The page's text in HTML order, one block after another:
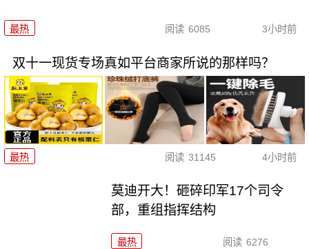
最热 阅读 6085 3小时前
双十一现货专场真如平台商家所说的那样吗？
最热 阅读 31145 4小时前
莫迪开大！砸碎印军17个司令
部，重组指挥结构
最热 阅读 6276